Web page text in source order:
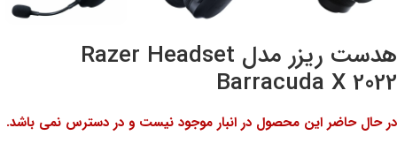
هدست ریزر مدل Razer Headset
Barracuda X 2022
در حال حاضر این محصول در انبار موجود نیست و در دسترس نمی باشد.